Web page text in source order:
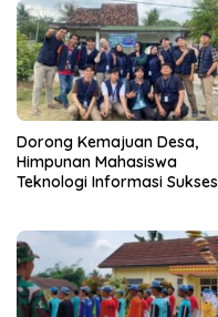
Dorong Kemajuan Desa,
Himpunan Mahasiswa
Teknologi Informasi Sukses